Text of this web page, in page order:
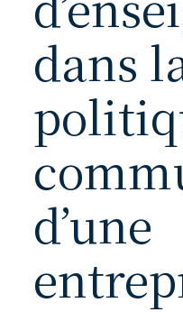
dans
d’une